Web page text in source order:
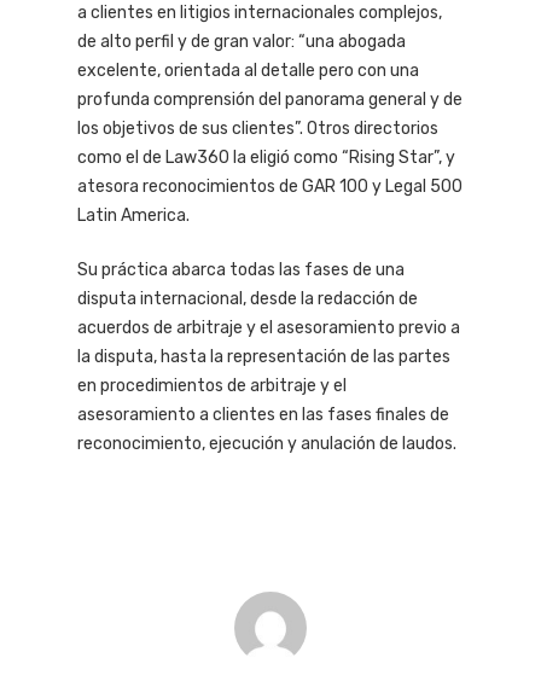
a clientes en litigios internacionales complejos,
de alto perfil y de gran valor: “una abogada
excelente, orientada al detalle pero con una
profunda comprensión del panorama general y de
los objetivos de sus clientes”. Otros directorios
como el de Law360 la eligió como “Rising Star”, y
atesora reconocimientos de GAR 100 y Legal 500
Latin America.
Su práctica abarca todas las fases de una
disputa internacional, desde la redacción de
acuerdos de arbitraje y el asesoramiento previo a
la disputa, hasta la representación de las partes
en procedimientos de arbitraje y el
asesoramiento a clientes en las fases finales de
reconocimiento, ejecución y anulación de laudos.